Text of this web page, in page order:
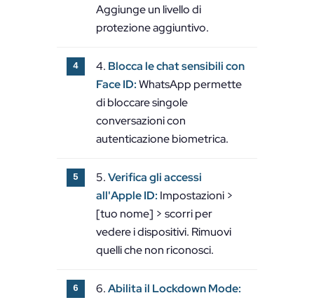
Aggiunge un livello di
protezione aggiuntivo.
Blocca le chat sensibili con
Face ID:WhatsApp permette
di bloccare singole
conversazioni con
autenticazione biometrica.
Verifica gli accessi
all'Apple ID: Impostazioni >
[tuo nome] > scorri per
vedere i dispositivi. Rimuovi
quelli che non riconosci.
Abilita il Lockdown Mode: